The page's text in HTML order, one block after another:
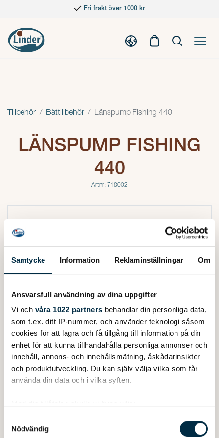
Samtycke Information Reklaminställningar Om
Ansvarsfull användning av dina uppgifter
Vi och våra 1022 partners behandlar din personliga data,
som t.ex. ditt IP-nummer, och använder teknologi såsom
cookies för att lagra och få tillgång till information på din
enhet för att kunna tillhandahålla personliga annonser och
innehåll, annons- och innehållsmätning, åskådarinsikter
och produktutveckling. Du kan själv välja vilka som får
använda din data och i vilka syften.
som kan ha en noggrannhet på upp till flera meter
Nödvändig
Fri frakt över 1000 kr
Tillbehör Båttillbehör Länspump Fishing 440
LÄNSPUMP FISHING
440
Artnr: 718002
Innehåller Länspump Rule-Mate 500 automatisk,
kabelstam, fästplåt med brytare, bordsgenomföring.